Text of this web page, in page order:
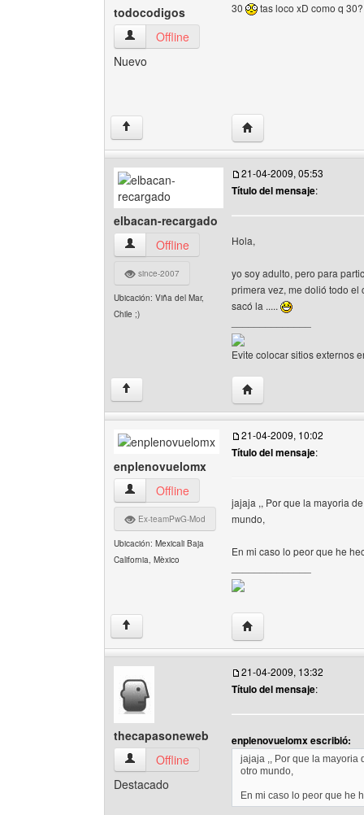
todocodigos
todocodigos Ver perfil del usuario
Offline
Nuevo
30 tas loco xD como q 30?
↑ Visitar sitio web del
elbacan-recargado
elbacan-recargado Ver perfil del usuario
Offline
since-2007
Ubicación: Viña del Mar,
Chile ;)
21-04-2009, 05:53
Título del mensaje:
Hola,
yo soy adulto, pero para
primera vez, me dolió todo
sacó la .....
Evite colocar sitios externos
↑ Visitar sitio web del
enplenovuelomx
enplenovuelomx Ver perfil del usuario
Offline
Ex-teamPwG-Mod
Ubicación: Mexicali Baja
California, Mèxico
21-04-2009, 10:02
Título del mensaje:
jajaja ,, Por que la mayoria
mundo,
En mi caso lo peor que he
↑ Visitar sitio web del
thecapasoneweb
thecapasoneweb Ver perfil del usuario
Offline
Destacado
21-04-2009, 13:32
Título del mensaje:
enplenovuelomx escribió:
jajaja ,, Por que la mayoria
otro mundo,
En mi caso lo peor que he